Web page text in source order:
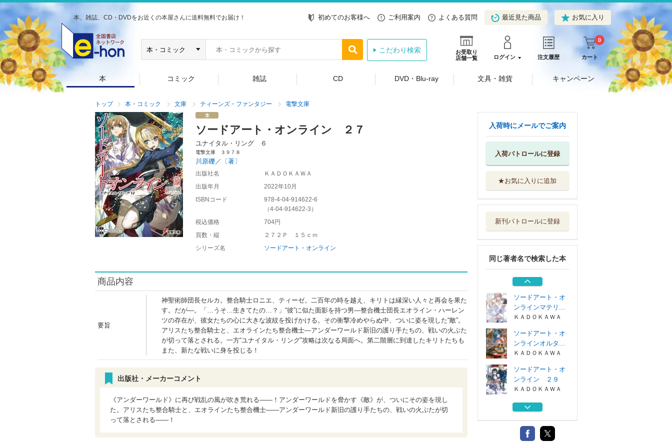
本、雑誌、CD・DVDをお近くの本屋さんに送料無料でお届け！ 初めてのお客様へ ご利用案内 よくある質問 最近見た商品 お気に入り
お受取り
店舗一覧
ログイン 注文履歴 カート
0
こだわり検索
本 コミック 雑誌 CD DVD・Blu-ray 文具・雑貨 キャンペーン
トップ 本・コミック 文庫 ティーンズ・ファンタジー 電撃文庫
ソードアート・オンライン ２７
ユナイタル・リング ６
電撃文庫 ３９７８
川原礫／〔著〕
出版社名
ＫＡＤＯＫＡＷＡ
出版年月
2022年10月
ISBNコード
978-4-04-914622-6
（4-04-914622-3 ）
税込価格
704円
頁数・縦
２７２Ｐ １５ｃｍ
シリーズ名
ソードアート・オンライン
商品内容
要旨
神聖術師団長セルカ。整合騎士ロニエ、ティーゼ。二百年の時を越え、キリトは縁深い人々と再会を果た
す。だが―。「…うそ…生きてたの…？」“彼”に似た面影を持つ男―整合機士団長エオライン・ハーレン
ツの存在が、彼女たちの心に大きな波紋を投げかける。その衝撃冷めやらぬ中、ついに姿を現した“敵”。
アリスたち整合騎士と、エオラインたち整合機士―アンダーワールド新旧の護り手たちの、戦いの火ぶた
が切って落とされる。一方“ユナイタル・リング”攻略は次なる局面へ。第二階層に到達したキリトたちも
また、新たな戦いに身を投じる！
出版社・メーカーコメント
《アンダーワールド》に再び戦乱の風が吹き荒れる――！アンダーワールドを脅かす《敵》が、ついにその姿を現し
た。アリスたち整合騎士と、エオラインたち整合機士――アンダーワールド新旧の護り手たちの、戦いの火ぶたが切
って落とされる――！
入荷時にメールでご案内
入荷パトロールに登録
★お気に入りに追加
新刊パトロールに登録
同じ著者名で検索した本
ソードアート・オ
ンライン ２９
ソードアート・オ
ＫＡＤＯＫＡＷＡ
ソードアート・オ
ンラインユナイ...
ＫＡＤＯＫＡＷＡ
ソードアート・オ
ンラインマテリ...
ＫＡＤＯＫＡＷＡ
ソードアート・オ
ンラインオルタ...
ＫＡＤＯＫＡＷＡ
ソードアート・オ
ンライン ２９
ＫＡＤＯＫＡＷＡ
ソードアート・オ
ＫＡＤＯＫＡＷＡ
ソードアート・オ